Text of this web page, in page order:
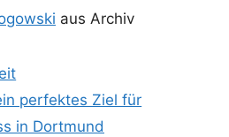
aus Archiv
perfektes Ziel für
in Dortmund